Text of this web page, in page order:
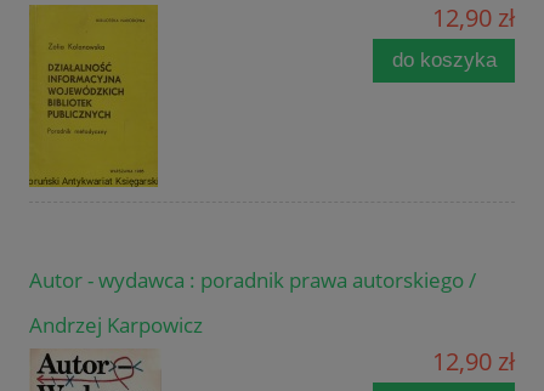
12,90 zł
do koszyka
Autor - wydawca : poradnik prawa autorskiego /
Andrzej Karpowicz
12,90 zł